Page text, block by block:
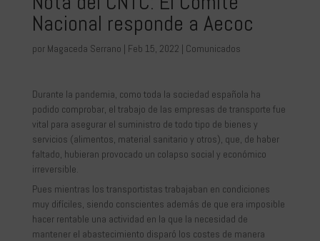
Nacional responde a Aecoc
por Magaceda Serrano | Feb 15, 2022 | Comunicados
Durante la pandemia, como toda la sociedad española ha
podido comprobar, el trabajo de las empresas de transporte fue
vital para asegurar el suministro de todo tipo de bienes y
servicios (alimentos, material sanitario y otros), que, de haber
faltado, hubieran provocado un colapso social y económico
irreversible.
Pues mientras los transportistas trabajaban en condiciones
muy difíciles, siendo conscientes además de que era imposible
hacer rentable una actividad en la que la necesidad de
mantener el abastecimiento disparó los costes de manera